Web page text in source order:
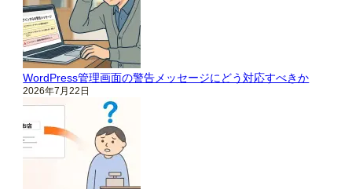
WordPress管理画面の警告メッセージにどう対応すべきか
2026年7月22日